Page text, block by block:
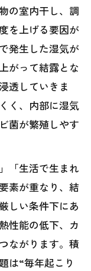
の室内干し、調
を上げる要因が
発生した湿気が
がって結露とな
透していきま
く、内部に湿気
菌が繁殖しやす
「生活で生まれ
素が重なり、結
しい条件下にあ
性能の低下、カ
ながります。積
は“毎年起こり